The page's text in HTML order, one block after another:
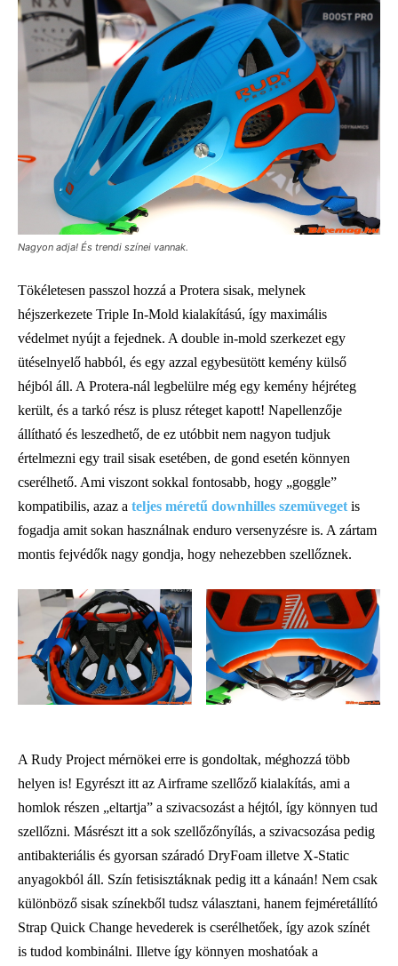
Nagyon adja! És trendi színei vannak.
Tökéletesen passzol hozzá a Protera sisak, melynek
héjszerkezete Triple In-Mold kialakítású, így maximális
védelmet nyújt a fejednek. A double in-mold szerkezet egy
ütéselnyelő habból, és egy azzal egybesütött kemény külső
héjból áll. A Protera-nál legbelülre még egy kemény héjréteg
került, és a tarkó rész is plusz réteget kapott! Napellenzője
állítható és leszedhető, de ez utóbbit nem nagyon tudjuk
értelmezni egy trail sisak esetében, de gond esetén könnyen
cserélhető. Ami viszont sokkal fontosabb, hogy „goggle”
kompatibilis, azaz a teljes méretű downhilles szemüveget is
fogadja amit sokan használnak enduro versenyzésre is. A zártam
montis fejvédők nagy gondja, hogy nehezebben szellőznek.
A Rudy Project mérnökei erre is gondoltak, méghozzá több
helyen is! Egyrészt itt az Airframe szellőző kialakítás, ami a
homlok részen „eltartja” a szivacsozást a héjtól, így könnyen tud
szellőzni. Másrészt itt a sok szellőzőnyílás, a szivacsozása pedig
antibakteriális és gyorsan száradó DryFoam illetve X-Static
anyagokból áll. Szín fetisisztáknak pedig itt a kánaán! Nem csak
különböző sisak színekből tudsz választani, hanem fejméretállító
Strap Quick Change hevederek is cserélhetőek, így azok színét
is tudod kombinálni. Illetve így könnyen moshatóak a